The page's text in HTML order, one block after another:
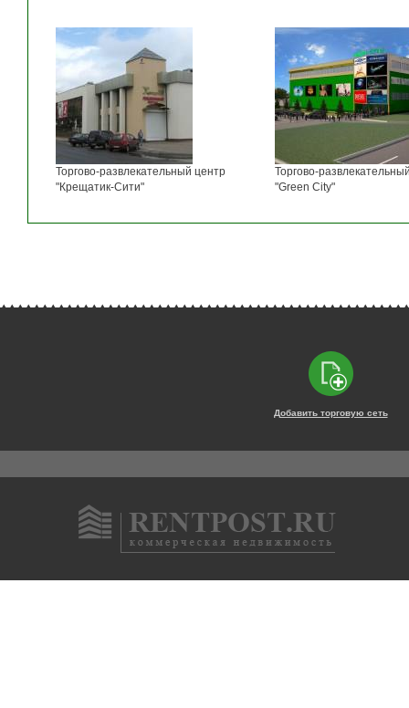
Торгово-развлекательный центр
"Крещатик-Сити"
Торгово-
"Green City"
Добавить торговую сеть